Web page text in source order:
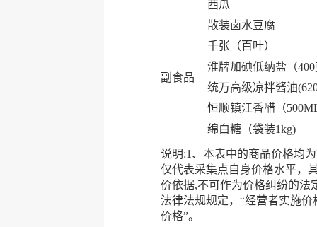
西瓜
副食品
散装卤水豆腐
千张（百叶）
淮牌加碘低纳盐（
统万高级凉拌酱油
恒顺镇江香醋（
绵白糖（袋装1kg)
说明:1、本表中的商品价格均
仅代表采集点自身价格水平，
价依据,不可作为价格纠纷的法
法律法规规定，“经营者实施
价格”。